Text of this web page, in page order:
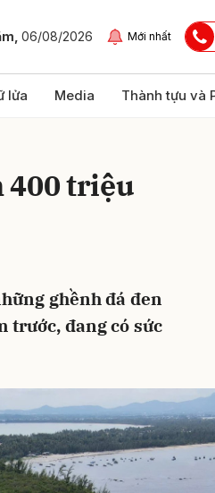
06/08/2026 Mới nhất
lửa Media Thành tựu và
400 triệu
ghềnh đá đen
trước, đang có sức
Hủy Gửi